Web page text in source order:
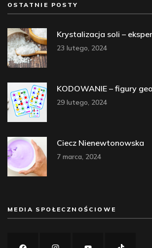
OSTATNIE POSTY
Krystalizacja soli –
23 lutego, 2024
KODOWANIE – figury
29 lutego, 2024
Ciecz Nienewtonowska
7 marca, 2024
MEDIA SPOŁECZNOŚCIOWE